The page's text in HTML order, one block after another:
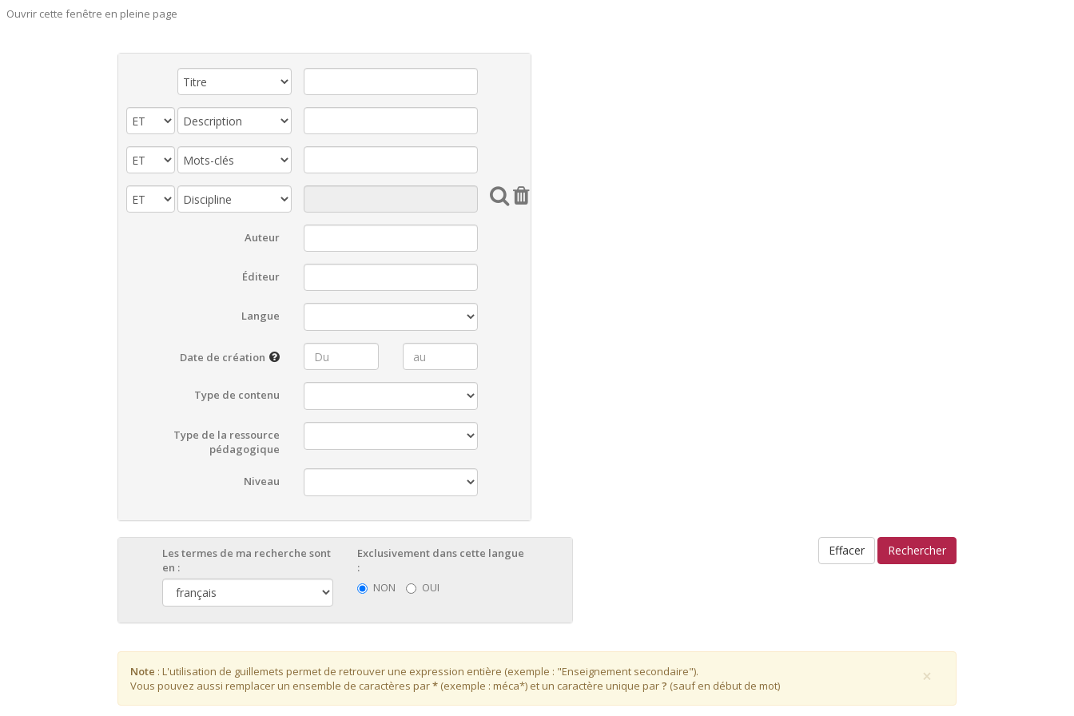
Ouvrir cette fenêtre en pleine page
Auteur
Éditeur
Langue
Date de création
Type de contenu
Type de la ressource
pédagogique
Niveau
Les termes de ma recherche sont
en :
Exclusivement dans cette langue
:
NON
OUI
×
Note : L'utilisation de guillemets permet de retrouver une expression entière (exemple : "Enseignement secondaire").
Vous pouvez aussi remplacer un ensemble de caractères par* (exemple : méca*) et un caractère unique par? (sauf en début de mot)